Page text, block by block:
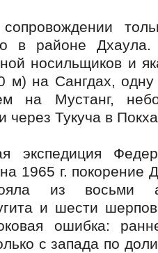
в районе Дхаула.
носильщиков и
м) на Сангдах,
на Мустанг,
через Тукуча в
экспедиция
1965 г. покорение
из восьми
и шести
ошибка:
с запада по